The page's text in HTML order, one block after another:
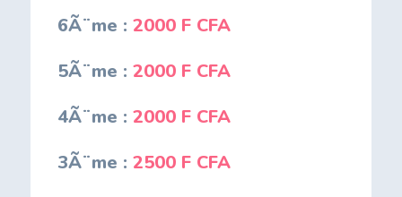
6Ã¨me : 2000 F CFA
5Ã¨me : 2000 F CFA
4Ã¨me : 2000 F CFA
3Ã¨me : 2500 F CFA